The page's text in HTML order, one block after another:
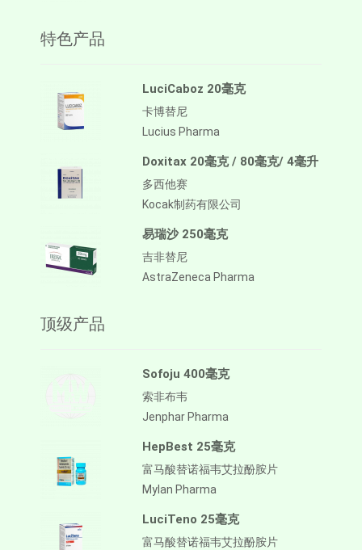
特色产品
LuciCaboz 20毫克
卡博替尼
Lucius Pharma
Doxitax 20毫克 / 80毫克/ 4毫升
多西他赛
Kocak制药有限公司
易瑞沙 250毫克
吉非替尼
AstraZeneca Pharma
顶级产品
Sofoju 400毫克
索非布韦
Jenphar Pharma
HepBest 25毫克
富马酸替诺福韦艾拉酚胺片
Mylan Pharma
LuciTeno 25毫克
富马酸替诺福韦艾拉酚胺片